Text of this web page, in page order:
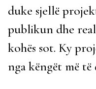
duke sjellë
publikun dhe
kohës sot. Ky
nga këngët më të